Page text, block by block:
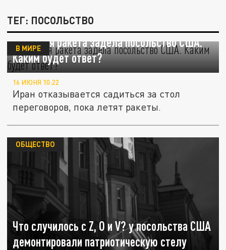
ТЕГ: ПОСОЛЬСТВО
Иранская ракета задела посольство США.
Каким будет ответ?
В МИРЕ
16 ИЮНЯ 10:22
Иран отказывается садиться за стол
переговоров, пока летят ракеты.
Что случилось с Z, O и V? у посольства США
демонтировали патриотическую стелу
ОБЩЕСТВО